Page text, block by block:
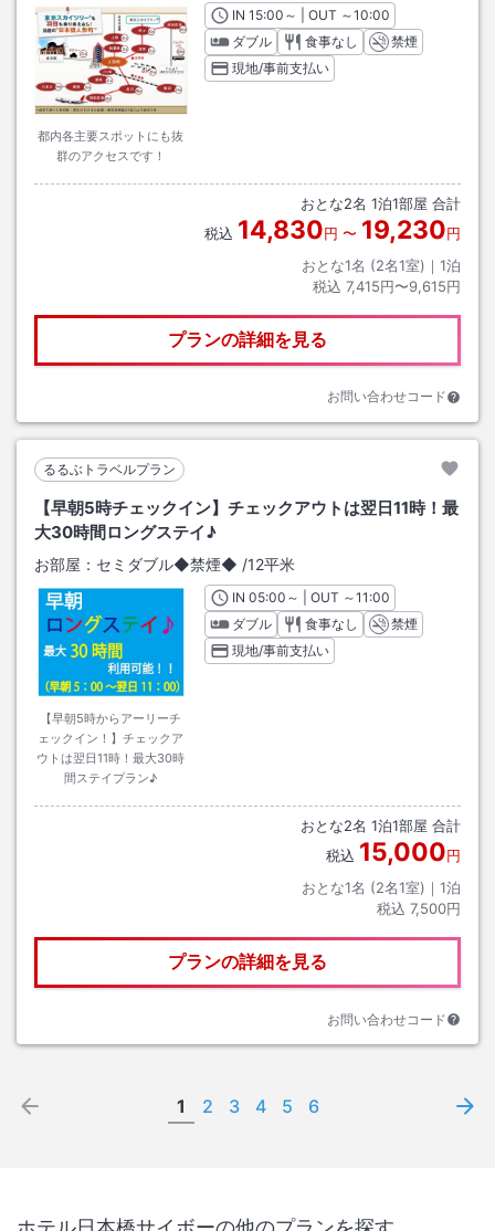
都内各主要スポットにも抜
群のアクセスです！
INチェックイン
15:00 ～ | OUT チェックアウト
～10:00
ダブル
食事なし
禁煙
現地/事前支払い
おとな2名 1泊1部屋 合計
税込 14,830円 〜 19,230円
おとな1名 (2名1室)｜ 1泊
税込 7,415円〜9,615円
プランの詳細を見る
お問い合わせコード
るるぶトラベルプラン
【早朝5時チェックイン】チェックアウトは翌日11時！最
大30時間ロングステイ♪
お部屋： セミダブル◆禁煙◆ /12平米
【早朝5時からアーリーチ
ェックイン！】チェックア
ウトは翌日11時！最大30時
間ステイプラン♪
INチェックイン
05:00 ～ | OUT チェックアウト
～11:00
ダブル
食事なし
禁煙
現地/事前支払い
おとな2名 1泊1部屋 合計
税込 15,000円
おとな1名 (2名1室)｜ 1泊
税込 7,500円
プランの詳細を見る
お問い合わせコード
1 2 3 4 5 6